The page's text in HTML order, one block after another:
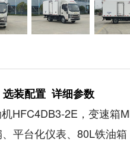
装配置 详细参数
HFC4DB3-2E，变速箱
平台化仪表、80L铁油